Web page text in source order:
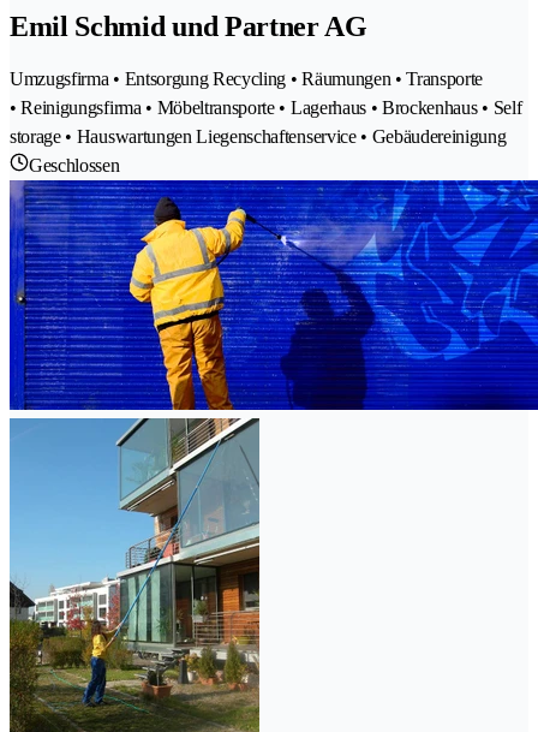
Emil Schmid und Partner AG
Umzugsfirma • Entsorgung Recycling • Räumungen • Transporte
• Reinigungsfirma • Möbeltransporte • Lagerhaus • Brockenhaus • Self
storage • Hauswartungen Liegenschaftenservice • Gebäudereinigung
Geschlossen